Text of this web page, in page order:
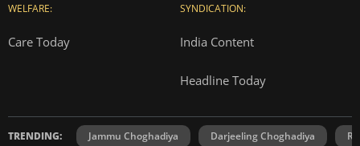
WELFARE:
Care Today
SYNDICATION:
India Content
Headline Today
TRENDING: Jammu Choghadiya Darjeeling Choghadiya